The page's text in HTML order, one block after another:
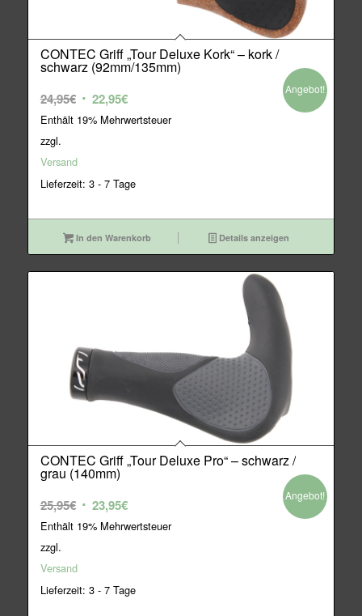
CONTEC Griff „Tour Deluxe Kork“ – kork /
schwarz (92mm/135mm)
24,95€ Ursprünglicher
Preis
22,95€Aktueller
Preis
Enthält 19% Mehrwertsteuer
zzgl.
Versand
Lieferzeit: 3 - 7 Tage
Angebot!
In den Warenkorb Details anzeigen
CONTEC Griff „Tour Deluxe Pro“ – schwarz /
grau (140mm)
25,95€ Ursprünglicher
Preis
23,95€Aktueller
Preis
Enthält 19% Mehrwertsteuer
zzgl.
Versand
Lieferzeit: 3 - 7 Tage
Angebot!